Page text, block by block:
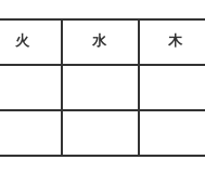
火 水 木